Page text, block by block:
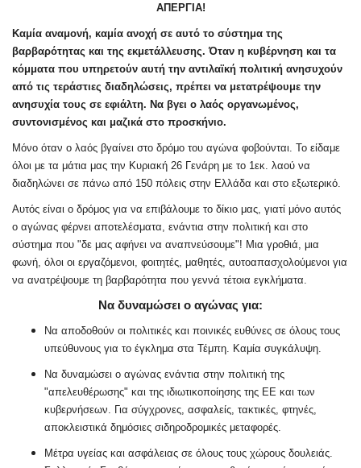
ΑΠΕΡΓΙΑ!
Καμία αναμονή, καμία ανοχή σε αυτό το σύστημα της
βαρβαρότητας και της εκμετάλλευσης. Όταν η κυβέρνηση και τα
κόμματα που υπηρετούν αυτή την αντιλαϊκή πολιτική ανησυχούν
από τις τεράστιες διαδηλώσεις, πρέπει να μετατρέψουμε την
ανησυχία τους σε εφιάλτη. Να βγει ο λαός οργανωμένος,
συντονισμένος και μαζικά στο προσκήνιο.
Μόνο όταν ο λαός βγαίνει στο δρόμο του αγώνα φοβούνται. Το είδαμε
όλοι με τα μάτια μας την Κυριακή 26 Γενάρη με το 1εκ. λαού να
διαδηλώνει σε πάνω από 150 πόλεις στην Ελλάδα και στο εξωτερικό.
Αυτός είναι ο δρόμος για να επιβάλουμε το δίκιο μας, γιατί μόνο αυτός
ο αγώνας φέρνει αποτελέσματα, ενάντια στην πολιτική και στο
σύστημα που "δε μας αφήνει να αναπνεύσουμε"! Μια γροθιά, μια
φωνή, όλοι οι εργαζόμενοι, φοιτητές, μαθητές, αυτοαπασχολούμενοι για
να ανατρέψουμε τη βαρβαρότητα που γεννά τέτοια εγκλήματα.
Να δυναμώσει ο αγώνας για:
Να αποδοθούν οι πολιτικές και ποινικές ευθύνες σε όλους τους
υπεύθυνους για το έγκλημα στα Τέμπη. Καμία συγκάλυψη.
Να δυναμώσει ο αγώνας ενάντια στην πολιτική της
"απελευθέρωσης" και της ιδιωτικοποίησης της ΕΕ και των
κυβερνήσεων. Για σύγχρονες, ασφαλείς, τακτικές, φτηνές,
αποκλειστικά δημόσιες σιδηροδρομικές μεταφορές.
Μέτρα υγείας και ασφάλειας σε όλους τους χώρους δουλειάς.